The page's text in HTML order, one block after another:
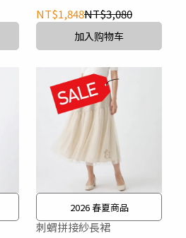
NT$1,848NT$3,080
加入购物车
2026 春夏商品
刺蝟拼接紗長裙